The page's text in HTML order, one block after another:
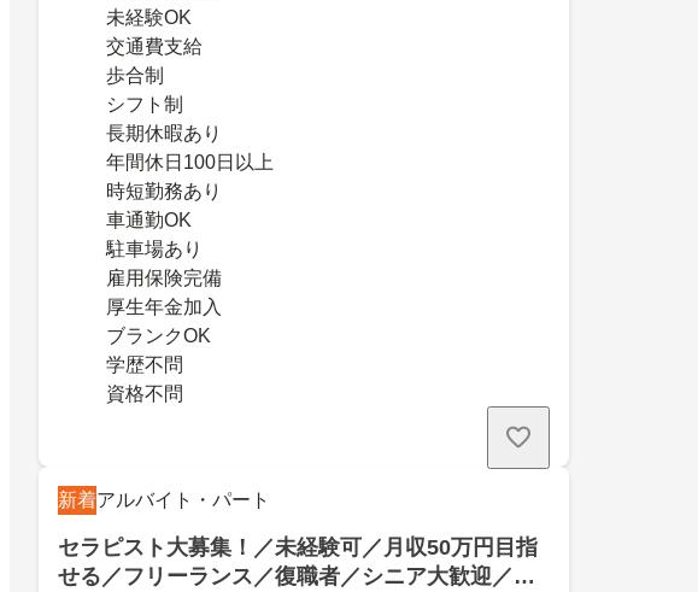
未経験OK
交通費支給
歩合制
シフト制
長期休暇あり
年間休日100日以上
時短勤務あり
車通勤OK
駐車場あり
雇用保険完備
厚生年金加入
ブランクOK
学歴不問
資格不問
新着アルバイト・パート
セラピスト大募集！／未経験可／月収50万円目指
せる／フリーランス／復職者／シニア大歓迎／短